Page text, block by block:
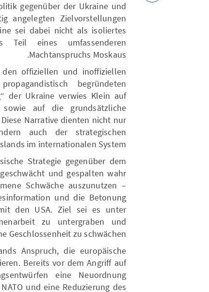
gegenüber der Ukraine und
angelegten Zielvorstellungen
sei dabei nicht als isoliertes
Teil eines umfassenderen
Machtanspruchs Moskaus.
offiziellen und inoffiziellen
begründeten
der Ukraine verwies Klein auf
sowie auf die grundsätzliche
Narrative dienten nicht nur
auch der strategischen
im internationalen System.
Strategie gegenüber dem
und gespalten wahr
Schwäche auszunutzen –
und die Betonung
den USA. Ziel sei es unter
zu untergraben und
Geschlossenheit zu schwächen.
Anspruch, die europäische
Bereits vor dem Angriff auf
eine Neuordnung
und eine Reduzierung des